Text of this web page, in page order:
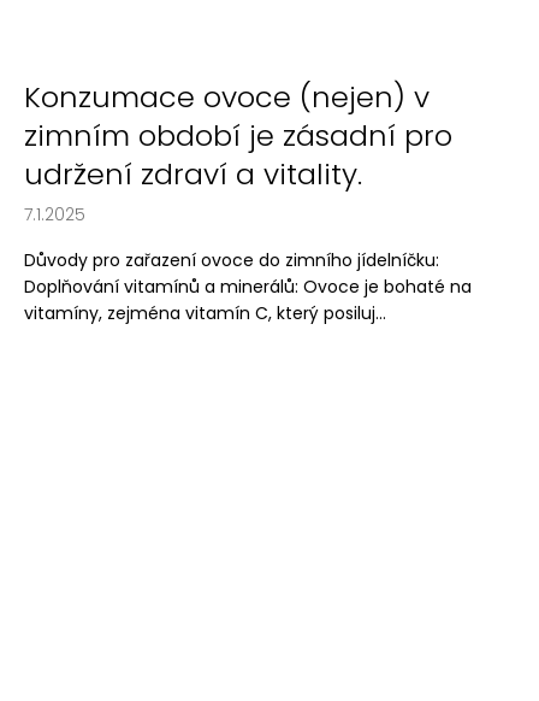
Konzumace ovoce (nejen) v
zimním období je zásadní pro
udržení zdraví a vitality.
7.1.2025
Důvody pro zařazení ovoce do zimního jídelníčku:
Doplňování vitamínů a minerálů: Ovoce je bohaté na
vitamíny, zejména vitamín C, který posiluj...